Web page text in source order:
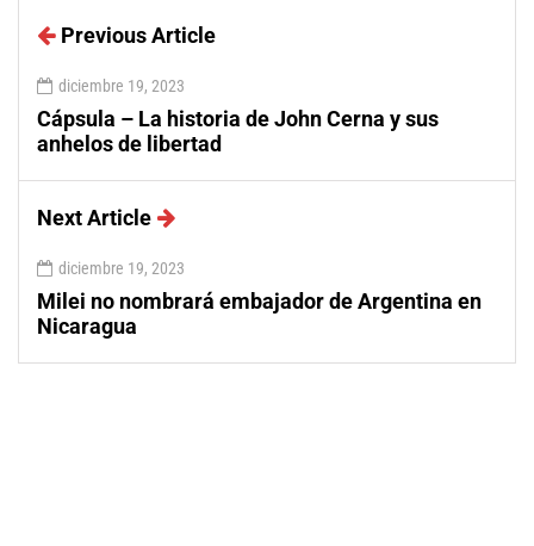
Previous Article
diciembre 19, 2023
Cápsula – La historia de John Cerna y sus
anhelos de libertad
Next Article
diciembre 19, 2023
Milei no nombrará embajador de Argentina en
Nicaragua